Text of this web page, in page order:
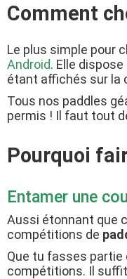
Comment
Le plus simple pour
Android. Elle
étant affichés sur la
Tous nos paddles
permis ! Il faut tout
Pourquoi
Entamer une
Aussi étonnant que
compétitions de
Que tu fasses partie
compétitions. Il